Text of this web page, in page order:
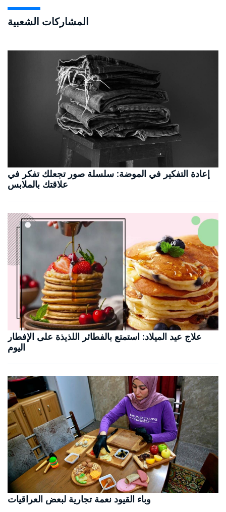
المشاركات الشعبية
إعادة التفكير في الموضة: سلسلة صور تجعلك تفكر في
علاقتك بالملابس
علاج عيد الميلاد: استمتع بالفطائر اللذيذة على الإفطار
اليوم
وباء القيود نعمة تجارية لبعض العراقيات